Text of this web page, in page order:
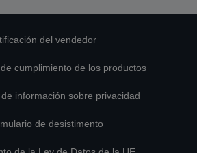
del vendedor
cumplimiento de los productos
información sobre privacidad
de desistimento